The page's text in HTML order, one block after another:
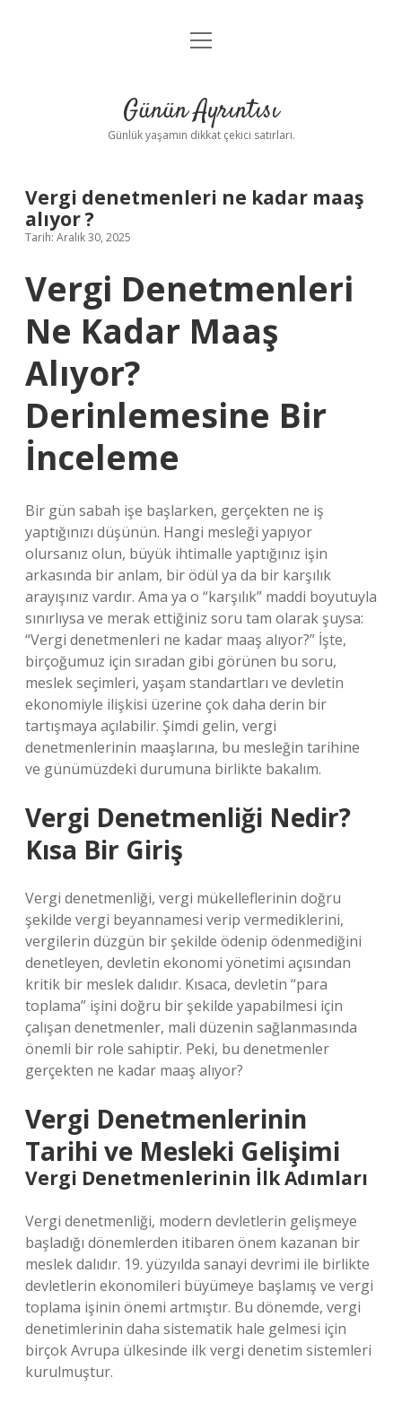
Anasayfa
Yasal Uyarı
menüyü
Günün Ayrıntısı
Günlük yaşamın dikkat çekici satırları.
Vergi denetmenleri ne kadar maaş
alıyor ?
Tarih: Aralık 30, 2025
Vergi Denetmenleri
Ne Kadar Maaş
Alıyor?
Derinlemesine Bir
İnceleme
Bir gün sabah işe başlarken, gerçekten ne iş
yaptığınızı düşünün. Hangi mesleği yapıyor
olursanız olun, büyük ihtimalle yaptığınız işin
arkasında bir anlam, bir ödül ya da bir karşılık
arayışınız vardır. Ama ya o “karşılık” maddi boyutuyla
sınırlıysa ve merak ettiğiniz soru tam olarak şuysa:
“Vergi denetmenleri ne kadar maaş alıyor?” İşte,
birçoğumuz için sıradan gibi görünen bu soru,
meslek seçimleri, yaşam standartları ve devletin
ekonomiyle ilişkisi üzerine çok daha derin bir
tartışmaya açılabilir. Şimdi gelin, vergi
denetmenlerinin maaşlarına, bu mesleğin tarihine
ve günümüzdeki durumuna birlikte bakalım.
Vergi Denetmenliği Nedir?
Kısa Bir Giriş
Vergi denetmenliği, vergi mükelleflerinin doğru
şekilde vergi beyannamesi verip vermediklerini,
vergilerin düzgün bir şekilde ödenip ödenmediğini
denetleyen, devletin ekonomi yönetimi açısından
kritik bir meslek dalıdır. Kısaca, devletin “para
toplama” işini doğru bir şekilde yapabilmesi için
çalışan denetmenler, mali düzenin sağlanmasında
önemli bir role sahiptir. Peki, bu denetmenler
gerçekten ne kadar maaş alıyor?
Vergi Denetmenlerinin
Tarihi ve Mesleki Gelişimi
Vergi Denetmenlerinin İlk Adımları
Vergi denetmenliği, modern devletlerin gelişmeye
başladığı dönemlerden itibaren önem kazanan bir
meslek dalıdır. 19. yüzyılda sanayi devrimi ile birlikte
devletlerin ekonomileri büyümeye başlamış ve vergi
toplama işinin önemi artmıştır. Bu dönemde, vergi
denetimlerinin daha sistematik hale gelmesi için
birçok Avrupa ülkesinde ilk vergi denetim sistemleri
kurulmuştur.